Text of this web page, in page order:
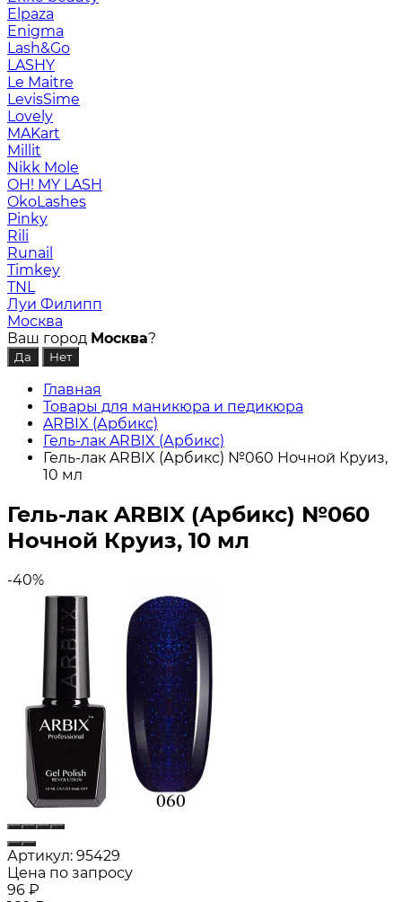
Elpaza
Enigma
Lash&Go
LASHY
Le Maitre
LevisSime
Lovely
MAKart
Millit
Nikk Mole
OH! MY LASH
OkoLashes
Pinky
Rili
Runail
Timkey
TNL
Луи Филипп
Москва
Ваш город Москва?
Главная
Товары для маникюра и педикюра
ARBIX (Арбикс)
Гель-лак ARBIX (Арбикс)
Гель-лак ARBIX (Арбикс) №060 Ночной Круиз,
10 мл
Гель-лак ARBIX (Арбикс) №060
Ночной Круиз, 10 мл
-40%
Артикул: 95429
Цена по запросу
96 ₽